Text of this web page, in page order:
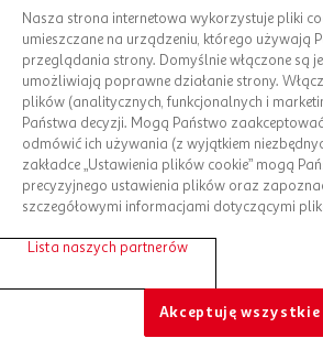
Maciej
Ekspert ds. marketingu, zapalony
na nowe wyzwania. Podczas wypraw
nietypowych miejsc. Często wędruję po
ekscytujących przygód, również tych
poznaję inne kultury, testuję nowe
mało znane fakty, które inspirują mnie do
interesujących artykułów. Cenię sobie
niekonwencjonalnymi teoriami
segmentu fine dining.
Nasza strona internetowa wykorzystuje pliki
umieszczane na urządzeniu, którego używają
przeglądania strony. Domyślnie włączone są
umożliwiają poprawne działanie strony.
plików (analitycznych, funkcjonalnych i
Państwa decyzji. Mogą Państwo
odmówić ich używania (z wyjątkiem
zakładce „Ustawienia plików cookie” mogą
precyzyjnego ustawienia plików oraz
szczegółowymi informacjami dotyczącymi
Lista naszych partnerów
Akceptuję wszystkie